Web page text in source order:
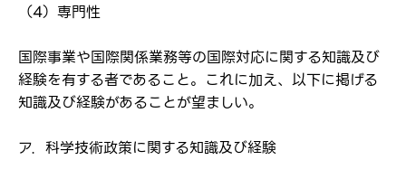
（4）専門性
国際事業や国際関係業務等の国際対応に関する知識及び
経験を有する者であること。これに加え、以下に掲げる
知識及び経験があることが望ましい。
ア．科学技術政策に関する知識及び経験